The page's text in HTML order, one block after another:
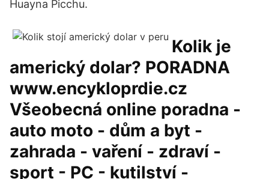
Huayna Picchu.
Kolik je
americký dolar? PORADNA
www.encykloprdie.cz
Všeobecná online poradna -
auto moto - dům a byt -
zahrada - vaření - zdraví -
sport - PC - kutilství -